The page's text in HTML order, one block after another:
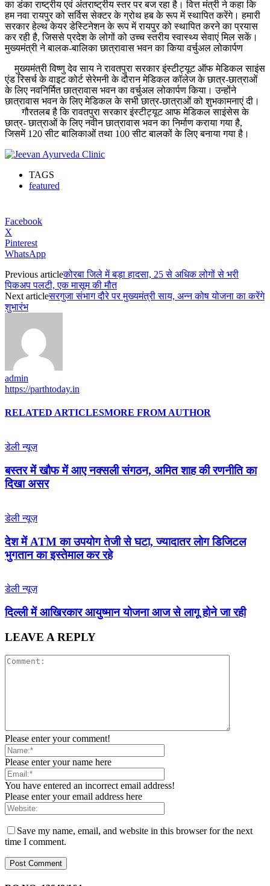
का डंका राष्ट्रीय एवं अंतराष्ट्रीय स्तर पर बज रहा है। वित्त मंत्री ने कहा कि
हम नवा रायपुर को सर्विस सेक्टर के ग्रोथ हब के रूप में स्थापित करेंगे। हमारी
सरकार हेल्थ केयर डेस्टिनेशन के रूप में रायपुर को स्थापित करने का प्रयास
कर रही है, जिससे प्रदेश के लोगों को उच्च स्तरीय स्वास्थ्य सेवाएं मिल सकें।
मुख्यमंत्री ने बालक-बालिका छात्रावास भवन का किया वर्चुअल लोकार्पण
मुख्यमंत्री विष्णु देव साय ने रावतपुरा सरकार इंस्टीट्यूट ऑफ मेडिकल साइंस
एंड रिसर्च के वाइट कोर्ट सेरेमनी के दौरान मेडिकल कॉलेज के छात्र-छात्राओं
के लिए नवनिर्मित छात्रावास भवन का वर्चुअल लोकार्पण किया। उन्होंने
छात्रावास भवन के लिए मेडिकल के सभी छात्र-छात्राओं को शुभकामनाएं दी।
गौरतलब है कि रावतपुरा सरकार इंस्टीट्यूट आफ मेडिकल साइंसेस के
छात्र- छात्राओं के लिए नवीन छात्रावास भवन का निर्माण कराया गया है,
जिसमें 120 सीट बालिकाओं तथा 100 सीट बालकों के लिए बनाया गया है।
TAGS
featured
Facebook
X
Pinterest
WhatsApp
Previous articleकोरबा जिले में बड़ा हादसा, 25 से अधिक लोगों से भरी
पिकअप पलटी, एक मासूम की मौत
Next articleसरगुजा संभाग दौरे पर मुख्यमंत्री साय, अन्न कोष योजना का करेंगे
शुभारंभ
admin
https://parthtoday.in
RELATED ARTICLESMORE FROM AUTHOR
डेली न्यूज़
बस्तर में खौफ में आए नक्सली संगठन, अमित शाह की रणनीति का
दिखा असर
डेली न्यूज़
देश में ATM का उपयोग तेजी से घटा, ज्यादातर लोग डिजिटल
भुगतान का इस्तेमाल कर रहे
डेली न्यूज़
द‍िल्‍ली में आख‍िरकार आयुष्‍मान योजना आज से लागू होने जा रही
LEAVE A REPLY
Please enter your comment!
Please enter your name here
You have entered an incorrect email address!
Please enter your email address here
Save my name, email, and website in this browser for the next
time I comment.